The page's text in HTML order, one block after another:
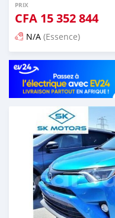
PRIX
CFA 15 352 844
N/A (Essence)
Publié il y a presque 6 ans